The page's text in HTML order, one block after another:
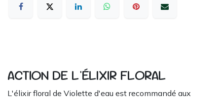
ACTION DE L'ÉLIXIR FLORAL
L'élixir floral de Violette d'eau est recommandé aux